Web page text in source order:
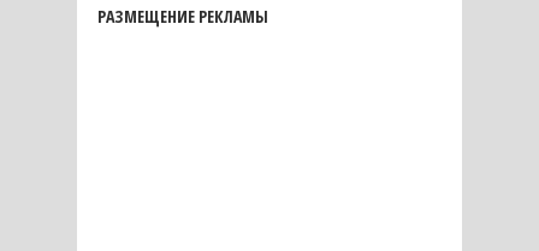
РАЗМЕЩЕНИЕ РЕКЛАМЫ